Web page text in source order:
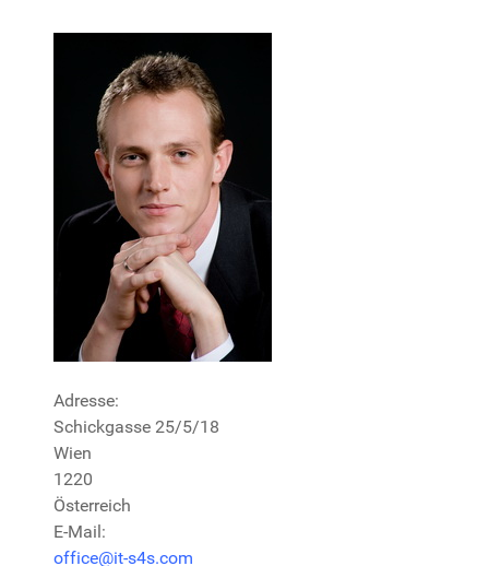
Adresse:
Schickgasse 25/5/18
Wien
1220
Österreich
E-Mail:
office@it-s4s.com